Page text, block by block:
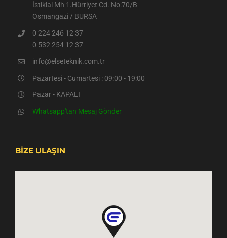
İstiklal Mh 1.Hürriyet Cd. No:70/B
Osmangazi / BURSA
0 224 246 12 37
0 532 254 12 37
info@elseteknik.com.tr
Pazartesi - Cumartesi : 09:00 - 19:00
Pazar - KAPALI
Whatsapp'tan Mesaj Gönder
BİZE ULAŞIN